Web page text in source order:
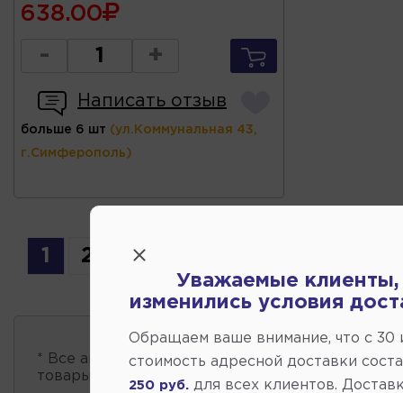
638.00
- +
Написать отзыв
больше 6 шт (ул.Коммунальная 43,
г.Симферополь)
1 2 3
* Все автозапчастиесть в наличии, обновление
товары проходит несколько раз в сутки.
Уважаемые клиенты,
изменились условия
Обращаем ваше внимание, что c 30
стоимость адресной доставки
250 руб. для всех клиентов.